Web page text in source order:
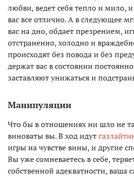
любви, ведет себя тепло и мило,
вас все отлично. А в следующее
вас на дно, обдает презрением,
отстраненно, холодно и
происходят без повода и без
держат вас в состоянии
заставляют унижаться и
Манипуляции
Что бы в отношениях ни шло не
виноваты вы. В ход идут
игры на чувстве вины, и другие
Вы уже сомневаетесь в себе,
собственной адекватности, ваша